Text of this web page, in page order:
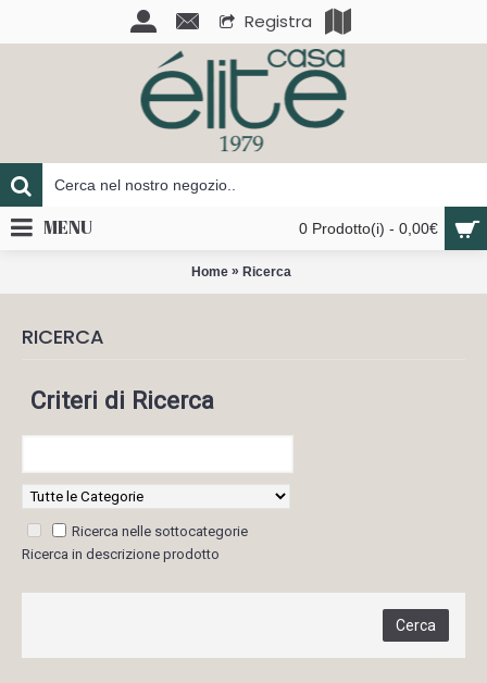
Registra
0 Prodotto(i) - 0,00€
MENU
Home» Ricerca
RICERCA
Criteri di Ricerca
Ricerca nelle sottocategorie
Ricerca in descrizione prodotto